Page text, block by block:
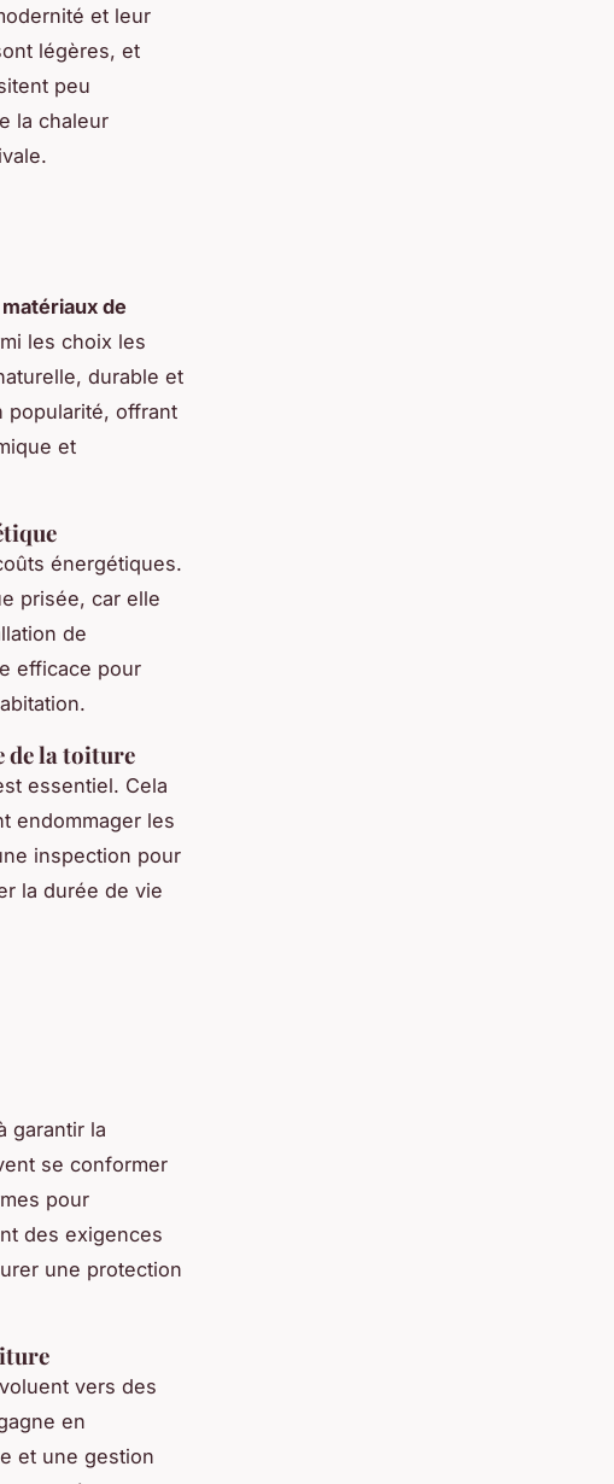
et leur
légères, et
peu
la chaleur
matériaux de
les choix les
durable et
popularité, offrant
et
énergétiques.
prisée, car elle
de
efficace pour
de la toiture
essentiel. Cela
endommager les
inspection pour
la durée de vie
garantir la
se conformer
pour
des exigences
une protection
vers des
en
et une gestion